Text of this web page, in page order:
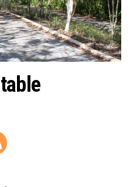
c
i
ó